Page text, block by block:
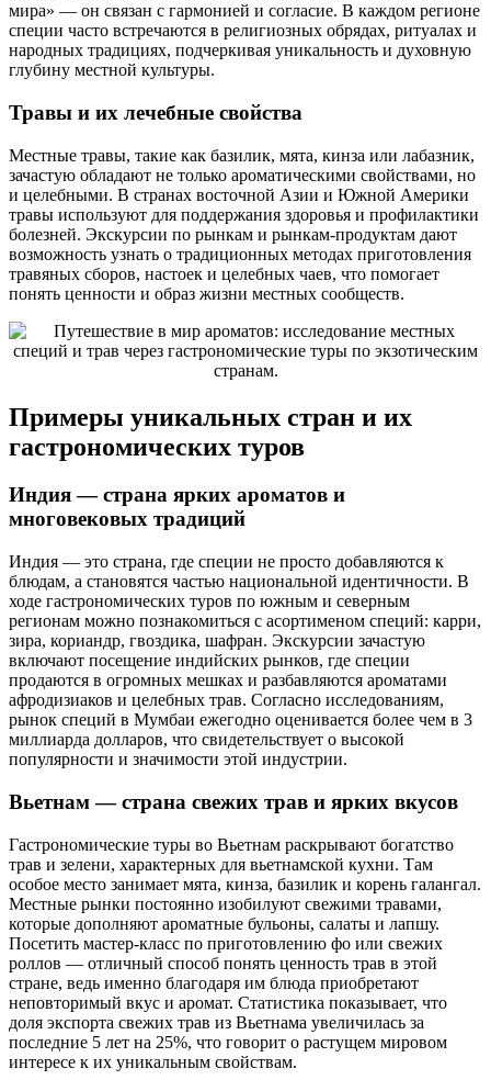
мира» — он связан с гармонией и согласие. В каждом регионе
специи часто встречаются в религиозных обрядах, ритуалах и
народных традициях, подчеркивая уникальность и духовную
глубину местной культуры.
Травы и их лечебные свойства
Местные травы, такие как базилик, мята, кинза или лабазник,
зачастую обладают не только ароматическими свойствами, но
и целебными. В странах восточной Азии и Южной Америки
травы используют для поддержания здоровья и профилактики
болезней. Экскурсии по рынкам и рынкам-продуктам дают
возможность узнать о традиционных методах приготовления
травяных сборов, настоек и целебных чаев, что помогает
понять ценности и образ жизни местных сообществ.
Примеры уникальных стран и их
гастрономических туров
Индия — страна ярких ароматов и
многовековых традиций
Индия — это страна, где специи не просто добавляются к
блюдам, а становятся частью национальной идентичности. В
ходе гастрономических туров по южным и северным
регионам можно познакомиться с асортименом специй: карри,
зира, кориандр, гвоздика, шафран. Экскурсии зачастую
включают посещение индийских рынков, где специи
продаются в огромных мешках и разбавляются ароматами
афродизиаков и целебных трав. Согласно исследованиям,
рынок специй в Мумбаи ежегодно оценивается более чем в 3
миллиарда долларов, что свидетельствует о высокой
популярности и значимости этой индустрии.
Вьетнам — страна свежих трав и ярких вкусов
Гастрономические туры во Вьетнам раскрывают богатство
трав и зелени, характерных для вьетнамской кухни. Там
особое место занимает мята, кинза, базилик и корень галангал.
Местные рынки постоянно изобилуют свежими травами,
которые дополняют ароматные бульоны, салаты и лапшу.
Посетить мастер-класс по приготовлению фо или свежих
роллов — отличный способ понять ценность трав в этой
стране, ведь именно благодаря им блюда приобретают
неповторимый вкус и аромат. Статистика показывает, что
доля экспорта свежих трав из Вьетнама увеличилась за
последние 5 лет на 25%, что говорит о растущем мировом
интересе к их уникальным свойствам.